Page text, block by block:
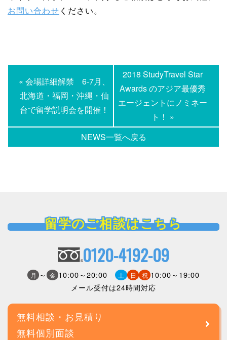
お問い合わせ ください。
« 会場詳細解禁 6-7月、
北海道・福岡・沖縄・仙
台で留学説明会を開催！
NEWS一覧へ戻る
2018 StudyTravel Star
Awards のアジア最優秀
エージェントにノミネー
ト！ »
留学のご相談はこちら
0120-4192-09
月 ～ 金 10:00～20:00 土 日 祝 10:00～19:00
メール受付は24時間対応
無料相談・お見積り
無料個別面談